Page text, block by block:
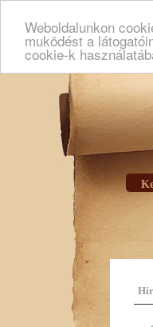
Weboldalunkon
muködést a
cookie-k